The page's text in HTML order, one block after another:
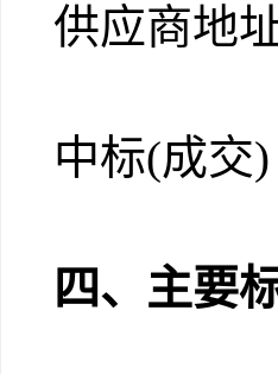
供应商地址
中标(成交
四、主要